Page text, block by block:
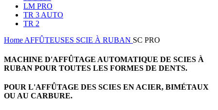
LM PRO
TR 3 AUTO
TR 2
HomeAFFÛTEUSES SCIE À RUBAN SC PRO
MACHINE D'AFFÛTAGE AUTOMATIQUE DE SCIES À
RUBAN POUR TOUTES LES FORMES DE DENTS.
POUR L'AFFÛTAGE DES SCIES EN ACIER, BIMÉTAUX
OU AU CARBURE.